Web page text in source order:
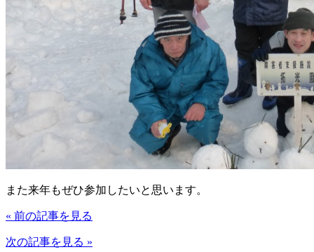
また来年もぜひ参加したいと思います。
« 前の記事を見る
次の記事を見る »